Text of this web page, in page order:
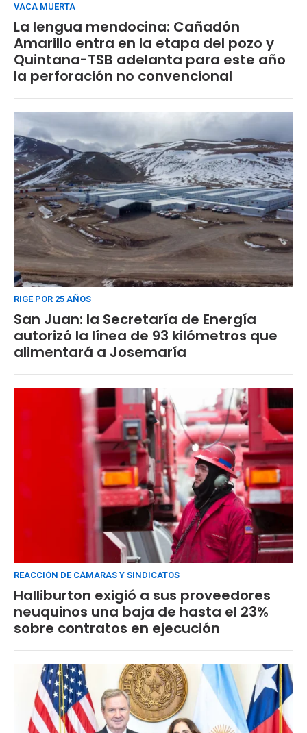
VACA MUERTA
La lengua mendocina: Cañadón
Amarillo entra en la etapa del pozo y
Quintana-TSB adelanta para este año
la perforación no convencional
RIGE POR 25 AÑOS
San Juan: la Secretaría de Energía
autorizó la línea de 93 kilómetros que
alimentará a Josemaría
REACCIÓN DE CÁMARAS Y SINDICATOS
Halliburton exigió a sus proveedores
neuquinos una baja de hasta el 23%
sobre contratos en ejecución